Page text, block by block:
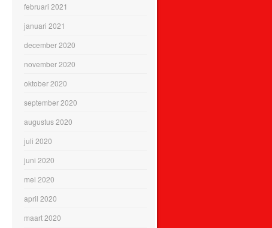
februari 2021
januari 2021
december 2020
november 2020
oktober 2020
september 2020
augustus 2020
juli 2020
juni 2020
mei 2020
april 2020
maart 2020